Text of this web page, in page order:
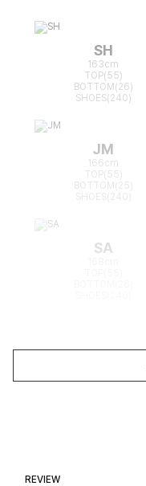
SH
163cm
TOP(55)
BOTTOM(26)
SHOES(240)
JM
166cm
TOP(55)
BOTTOM(25)
SA
REVIEW